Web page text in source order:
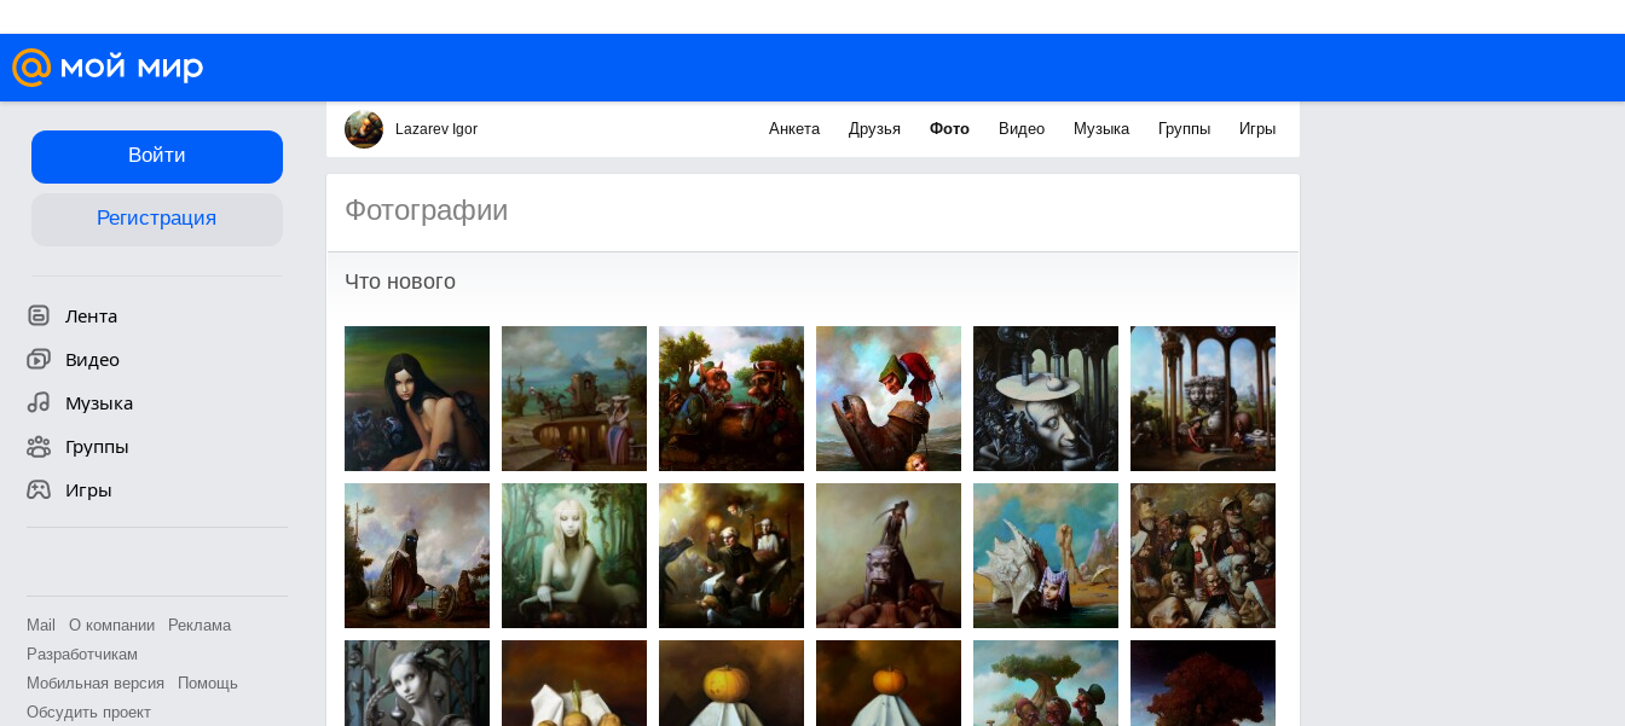
Войти
Регистрация
Лента
Видео
Музыка
Группы
Игры
Mail О компании
Реклама
Разработчикам
Мобильная версия
Помощь
Обсудить проект
Lazarev Igor Анкета Друзья Фото Видео Музыка Группы Игры
Фотографии
Что нового